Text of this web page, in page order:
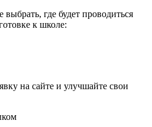
где будет проводиться
к школе:
на сайте и улучшайте свои